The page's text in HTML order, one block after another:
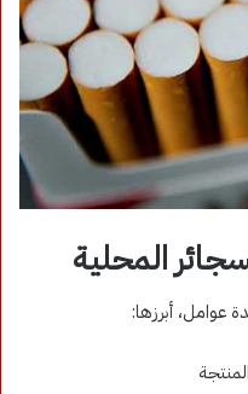
المحلية
عوامل، أبرزها: